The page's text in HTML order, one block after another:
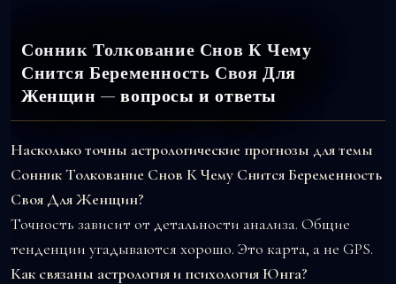
Сонник Толкование Снов К Чему
Снится Беременность Своя Для
Женщин — вопросы и ответы
Насколько точны астрологические прогнозы для темы
Сонник Толкование Снов К Чему Снится Беременность
Своя Для Женщин?
Точность зависит от детальности анализа. Общие
тенденции угадываются хорошо. Это карта, а не GPS.
Как связаны астрология и психология Юнга?